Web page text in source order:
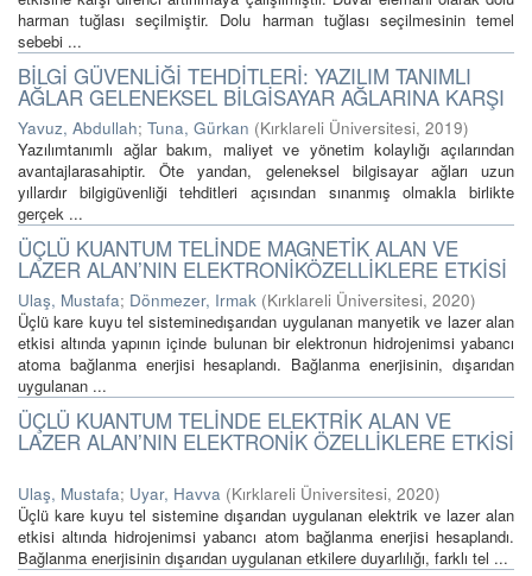
harman tuğlası seçilmiştir. Dolu harman tuğlası seçilmesinin temel
sebebi ...
BİLGİ GÜVENLİĞİ TEHDİTLERİ: YAZILIM TANIMLI
AĞLAR GELENEKSEL BİLGİSAYAR AĞLARINA KARŞI
Yavuz, Abdullah; Tuna, Gürkan (Kırklareli Üniversitesi, 2019)
Yazılımtanımlı ağlar bakım, maliyet ve yönetim kolaylığı açılarından
avantajlarasahiptir. Öte yandan, geleneksel bilgisayar ağları uzun
yıllardır bilgigüvenliği tehditleri açısından sınanmış olmakla birlikte
gerçek ...
ÜÇLÜ KUANTUM TELİNDE MAGNETİK ALAN VE
LAZER ALAN’NIN ELEKTRONİKÖZELLİKLERE ETKİSİ
Ulaş, Mustafa; Dönmezer, Irmak (Kırklareli Üniversitesi, 2020)
Üçlü kare kuyu tel sisteminedışarıdan uygulanan manyetik ve lazer alan
etkisi altında yapının içinde bulunan bir elektronun hidrojenimsi yabancı
atoma bağlanma enerjisi hesaplandı. Bağlanma enerjisinin, dışarıdan
uygulanan ...
ÜÇLÜ KUANTUM TELİNDE ELEKTRİK ALAN VE
LAZER ALAN’NIN ELEKTRONİK ÖZELLİKLERE ETKİSİ
Ulaş, Mustafa; Uyar, Havva (Kırklareli Üniversitesi, 2020)
Üçlü kare kuyu tel sistemine dışarıdan uygulanan elektrik ve lazer alan
etkisi altında hidrojenimsi yabancı atom bağlanma enerjisi hesaplandı.
Bağlanma enerjisinin dışarıdan uygulanan etkilere duyarlılığı, farklı tel ...